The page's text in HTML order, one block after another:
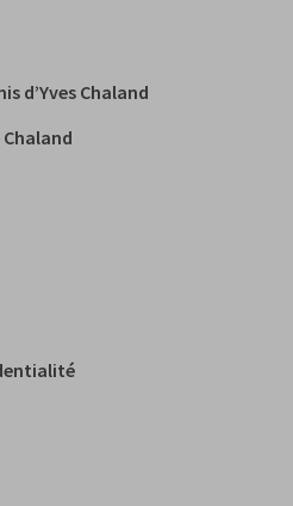
d’Yves Chaland